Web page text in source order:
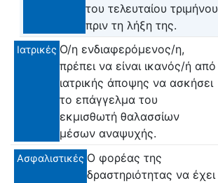
του τελευταίου τριμήνου
πριν τη λήξη της.
Ιατρικές Ο/η ενδιαφερόμενος/η,
πρέπει να είναι ικανός/ή από
ιατρικής άποψης να ασκήσει
το επάγγελμα του
εκμισθωτή θαλασσίων
μέσων αναψυχής.
Ασφαλιστικές Ο φορέας της
δραστηριότητας να έχει